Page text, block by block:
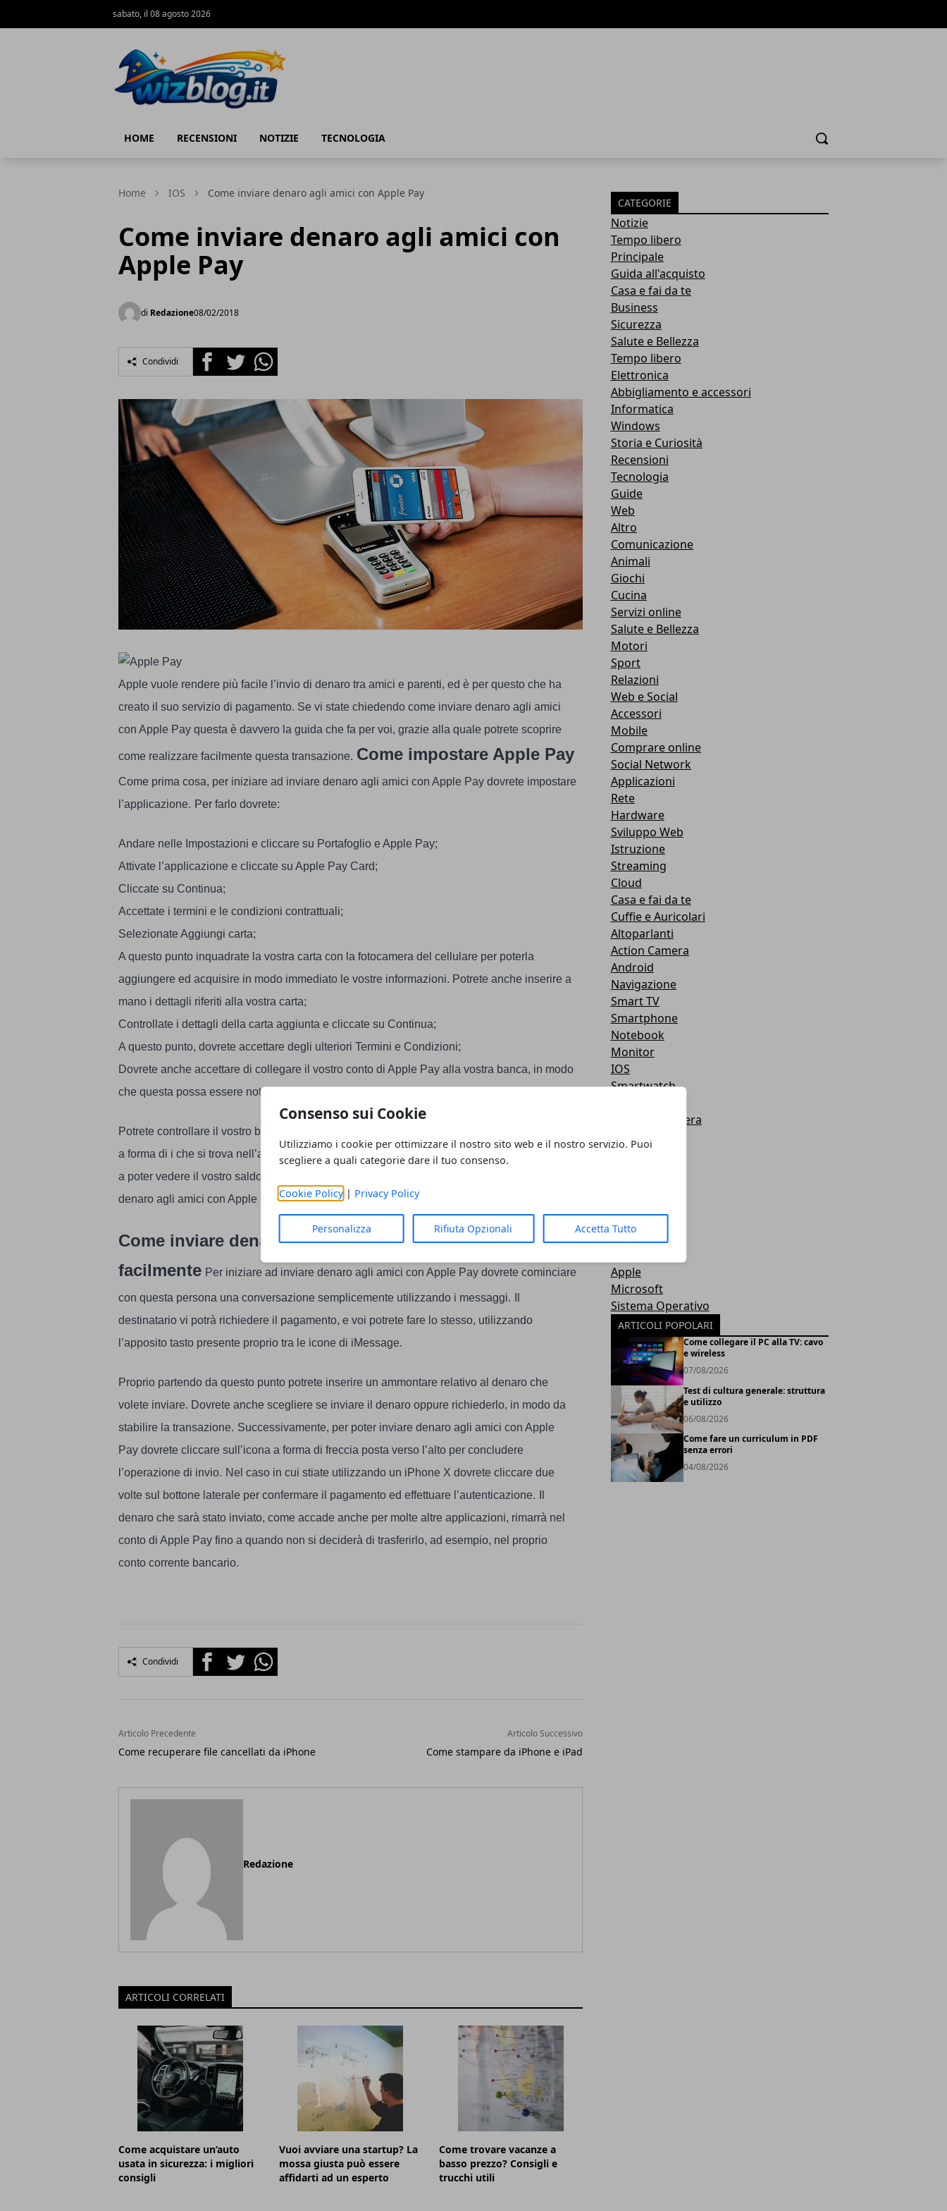
Consenso sui Cookie
Utilizziamo i cookie per ottimizzare il nostro sito web e il nostro servizio. Puoi
scegliere a quali categorie dare il tuo consenso.
Cookie Policy| Privacy Policy
Personalizza Rifiuta Opzionali Accetta Tutto
sabato, il 08 agosto 2026
HOME RECENSIONI NOTIZIE TECNOLOGIA Cerca
Home IOS Come inviare denaro agli amici con Apple Pay
Come inviare denaro agli amici con
Apple Pay
di Redazione08/02/2018
Condividi FacebookTwitterWhatsapp
Apple vuole rendere più facile l’invio di denaro tra amici e parenti, ed è per questo che ha
creato il suo servizio di pagamento. Se vi state chiedendo come inviare denaro agli amici
con Apple Pay questa è davvero la guida che fa per voi, grazie alla quale potrete scoprire
come realizzare facilmente questa transazione. Come impostare Apple Pay
Come prima cosa, per iniziare ad inviare denaro agli amici con Apple Pay dovrete impostare
l’applicazione. Per farlo dovrete:
Andare nelle Impostazioni e cliccare su Portafoglio e Apple Pay;
Attivate l’applicazione e cliccate su Apple Pay Card;
Cliccate su Continua;
Accettate i termini e le condizioni contrattuali;
Selezionate Aggiungi carta;
A questo punto inquadrate la vostra carta con la fotocamera del cellulare per poterla
aggiungere ed acquisire in modo immediato le vostre informazioni. Potrete anche inserire a
mano i dettagli riferiti alla vostra carta;
Controllate i dettagli della carta aggiunta e cliccate su Continua;
A questo punto, dovrete accettare degli ulteriori Termini e Condizioni;
Dovrete anche accettare di collegare il vostro conto di Apple Pay alla vostra banca, in modo
che questa possa essere notificata in merito alle operazioni svolte;
Potrete controllare il vostro bilancio di Apple Pay cliccando su Apple Pay e poi sull’iconcina
a forma di i che si trova nell’angolo a destra del vostro schermo. Da questa schermata, oltre
a poter vedere il vostro saldo, potrete anche svolgere le operazioni grazie alle quali inviare
denaro agli amici con Apple Pay.
Come inviare denaro agli amici con Apple Pay
facilmente Per iniziare ad inviare denaro agli amici con Apple Pay dovrete cominciare
con questa persona una conversazione semplicemente utilizzando i messaggi.
destinatario vi potrà richiedere il pagamento, e voi potrete fare lo stesso, utilizzando
l’apposito tasto presente proprio tra le icone di iMessage.
Proprio partendo da questo punto potrete inserire un ammontare relativo al denaro che
volete inviare. Dovrete anche scegliere se inviare il denaro oppure richiederlo, in modo da
stabilire la transazione. Successivamente, per poter inviare denaro agli amici con Apple
Pay dovrete cliccare sull’icona a forma di freccia posta verso l’alto per concludere
l’operazione di invio. Nel caso in cui stiate utilizzando un iPhone X dovrete cliccare due
volte sul bottone laterale per confermare il pagamento ed effettuare l’autenticazione.
denaro che sarà stato inviato, come accade anche per molte altre applicazioni, rimarrà nel
conto di Apple Pay fino a quando non si deciderà di trasferirlo, ad esempio, nel proprio
conto corrente bancario.
Condividi FacebookTwitterWhatsapp
Articolo Precedente
Come recuperare file cancellati da iPhone
Articolo Successivo
Come stampare da iPhone e iPad
Redazione
ARTICOLI CORRELATI
Come acquistare un’auto
usata in sicurezza: i migliori
consigli
Vuoi avviare una startup? La
mossa giusta può essere
affidarti ad un esperto
Come trovare vacanze a
basso prezzo? Consigli e
trucchi utili
CATEGORIE
Notizie
Tempo libero
Principale
Guida all'acquisto
Casa e fai da te
Business
Sicurezza
Salute e Bellezza
Tempo libero
Elettronica
Abbigliamento e accessori
Informatica
Windows
Storia e Curiosità
Recensioni
Tecnologia
Guide
Web
Altro
Comunicazione
Animali
Giochi
Cucina
Servizi online
Salute e Bellezza
Motori
Sport
Relazioni
Web e Social
Accessori
Mobile
Comprare online
Social Network
Applicazioni
Rete
Hardware
Sviluppo Web
Istruzione
Streaming
Cloud
Casa e fai da te
Cuffie e Auricolari
Altoparlanti
Action Camera
Android
Navigazione
Smart TV
Smartphone
Notebook
Monitor
IOS
Smartwatch
Mouse e Tastiera
Apple
Giochi
Apple
Microsoft
Sistema Operativo
ARTICOLI POPOLARI
Come collegare il PC alla TV: cavo
e wireless
07/08/2026
Test di cultura generale: struttura
e utilizzo
06/08/2026
Come fare un curriculum in PDF
senza errori
04/08/2026